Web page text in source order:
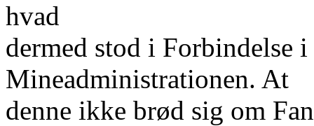
hvad
dermed stod i Forbindelse
Mineadministrationen. At
denne ikke brød sig om